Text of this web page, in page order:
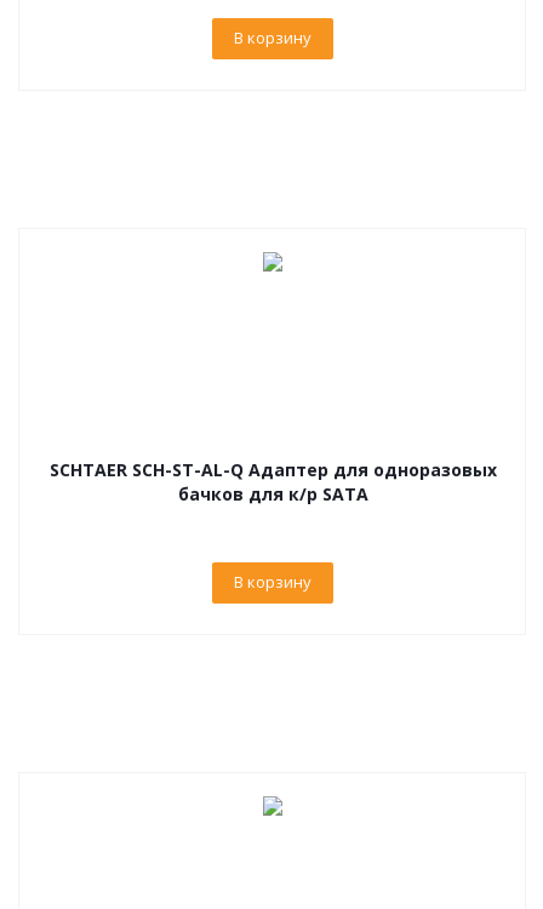
В корзину
SCHTAER SCH-ST-AL-Q Адаптер для одноразовых
бачков для к/р SATA
В корзину